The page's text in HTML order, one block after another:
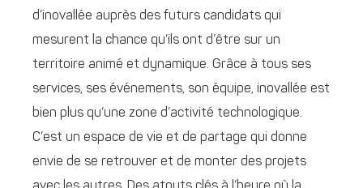
d’inovallée auprès des futurs candidats qui
mesurent la chance qu’ils ont d’être sur un
territoire animé et dynamique. Grâce à tous ses
services, ses événements, son équipe, inovallée est
bien plus qu’une zone d’activité technologique.
C’est un espace de vie et de partage qui donne
envie de se retrouver et de monter des projets